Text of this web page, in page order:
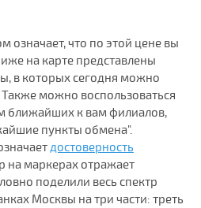
означает, что по этой цене вы
на карте представлены
в которых сегодня можно
можно воспользоваться
ближайших к вам филиалов,
пункты обмена".
достоверность
на маркерах отражает
поделили весь спектр
Москвы на три части: треть